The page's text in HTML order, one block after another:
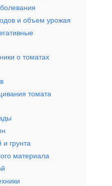
и объем урожая
о томатах
томата
грунта
материала